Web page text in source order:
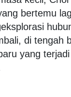
bertemu
di tengah
yang